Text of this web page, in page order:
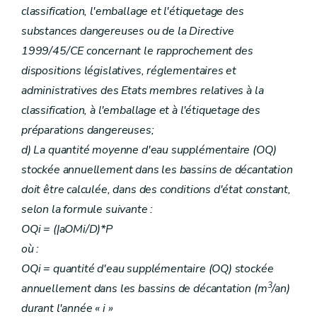
classification, l'emballage et l'étiquetage des
substances dangereuses ou de la Directive
1999/45/CE concernant le rapprochement des
dispositions législatives, réglementaires et
administratives des Etats membres relatives à la
classification, à l'emballage et à l'étiquetage des
préparations dangereuses;
d) La quantité moyenne d'eau supplémentaire (OQ)
stockée annuellement dans les bassins de décantation
doit être calculée, dans des conditions d'état constant,
selon la formule suivante :
OQi = (|aOMi/D)*P
où :
OQi = quantité d'eau supplémentaire (OQ) stockée
annuellement dans les bassins de décantation (m3/an)
durant l'année « i »